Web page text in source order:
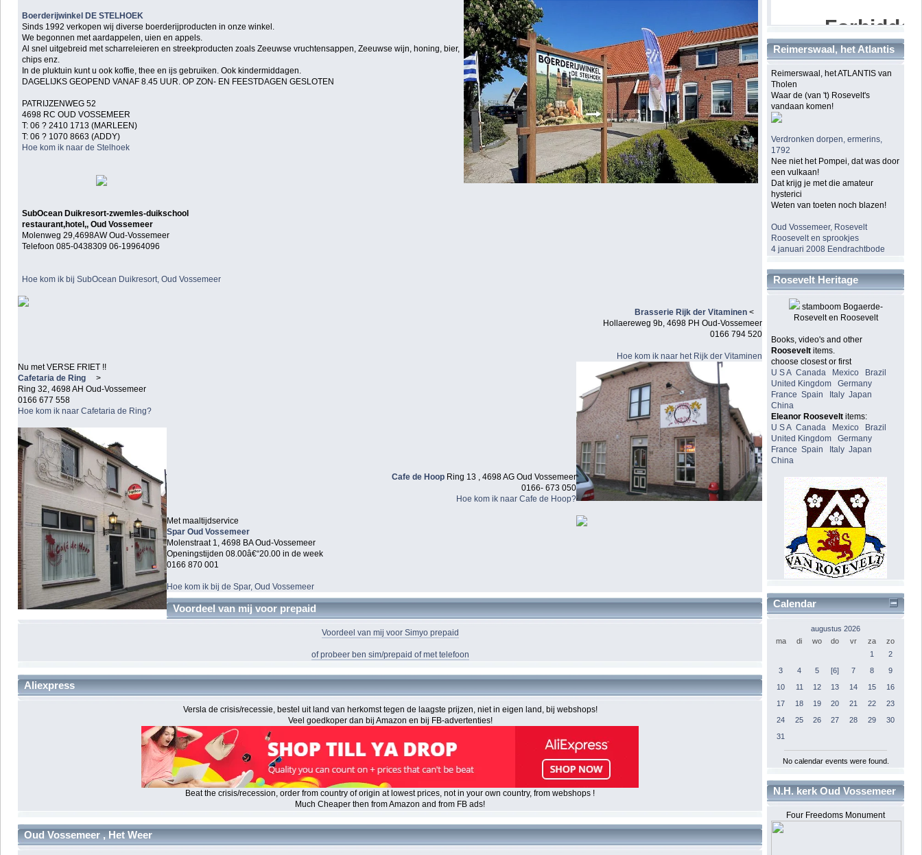
Boerderijwinkel DE STELHOEK
Sinds 1992 verkopen wij diverse boerderijproducten in onze winkel.
We begonnen met aardappelen, uien en appels.
Al snel uitgebreid met scharreleieren en streekproducten zoals Zeeuwse vruchtensappen, Zeeuwse wijn, honing, bier,
chips enz.
In de pluktuin kunt u ook koffie, thee en ijs gebruiken. Ook kindermiddagen.
DAGELIJKS GEOPEND VANAF 8.45 UUR. OP ZON- EN FEESTDAGEN GESLOTEN
PATRIJZENWEG 52
4698 RC OUD VOSSEMEER
T: 06 ? 2410 1713 (MARLEEN)
T: 06 ? 1070 8663 (ADDY)
Hoe kom ik naar de Stelhoek
SubOcean Duikresort-zwemles-duikschool
restaurant,hotel,, Oud Vossemeer
Molenweg 29,4698AW Oud-Vossemeer
Telefoon 085-0438309 06-19964096
Hoe kom ik bij SubOcean Duikresort, Oud Vossemeer
Brasserie Rijk der Vitaminen <
Hollaereweg 9b, 4698 PH Oud-Vossemeer
0166 794 520
Hoe kom ik naar het Rijk der Vitaminen
Nu met VERSE FRIET !!
Cafetaria de Ring
>
Ring 32, 4698 AH Oud-Vossemeer
0166 677 558
Hoe kom ik naar Cafetaria de Ring?
Cafe de HoopRing 13 , 4698 AG Oud Vossemeer
0166- 673 050
Hoe kom ik naar Cafe de Hoop?
Met maaltijdservice
Spar Oud Vossemeer
Molenstraat 1, 4698 BA Oud-Vossemeer
Openingstijden 08.00â€“20.00 in de week
0166 870 001
Hoe kom ik bij de Spar, Oud Vossemeer
Voordeel van mij voor prepaid
Voordeel van mij voor Simyo prepaid
of probeer ben sim/prepaid of met telefoon
Aliexpress
Versla de crisis/recessie, bestel uit land van herkomst tegen de laagste prijzen, niet in eigen land, bij webshops!
Veel goedkoper dan bij Amazon en bij FB-advertenties!
Beat the crisis/recession, order from country of origin at lowest prices, not in your own country, from webshops !
Much Cheaper then from Amazon and from FB ads!
Oud Vossemeer , Het Weer
Reimerswaal, het Atlantis
van Tholen
Reimerswaal, het ATLANTIS van
Tholen
Waar de (van 't) Rosevelt's
vandaan komen!
Verdronken dorpen, ermerins,
1792
Nee niet het Pompei, dat was door
een vulkaan!
Dat krijg je met die amateur
hysterici
Weten van toeten noch blazen!
Oud Vossemeer, Rosevelt
Roosevelt en sprookjes
4 januari 2008 Eendrachtbode
Rosevelt Heritage
stamboom Bogaerde-
Rosevelt en Roosevelt
Books, video's and other
Roosevelt items.
choose closest or first
U S A Canada Mexico
Brazil
United Kingdom
Germany
France Spain Italy Japan
China
Eleanor Roosevelt items:
U S A Canada Mexico
Brazil
United Kingdom
Germany
France Spain Italy Japan
China
Calendar
augustus 2026
ma
di wo do vr za
zo
1
2
3
4 5 [6] 7 8
9
10
11 12 13 14 15
16
17
18 19 20 21 22
23
24
25 26 27 28 29
30
31
No calendar events were found.
N.H. kerk Oud Vossemeer
Four Freedoms Monument